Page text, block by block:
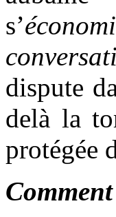
s’
dispute
delà la
protégée